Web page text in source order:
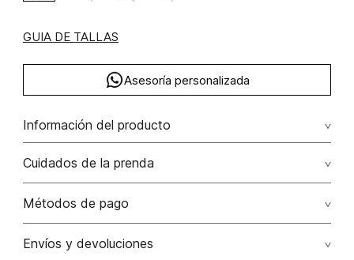
GUIA DE TALLAS
Asesoría personalizada
Información del producto
Blusa tipo polo con vivos en manga y cuello viscosa 70%
poliamida 30% 70.00% viscosa/viscose30.00%
poliamida/polyamide
Cuidados de la prenda
Lavado profesional en seco. evite el roce de la prenda
No lavar
Métodos de pago
Tarjetas de crédito: Visa, Dinners, Master Card y American
Envíos y devoluciones